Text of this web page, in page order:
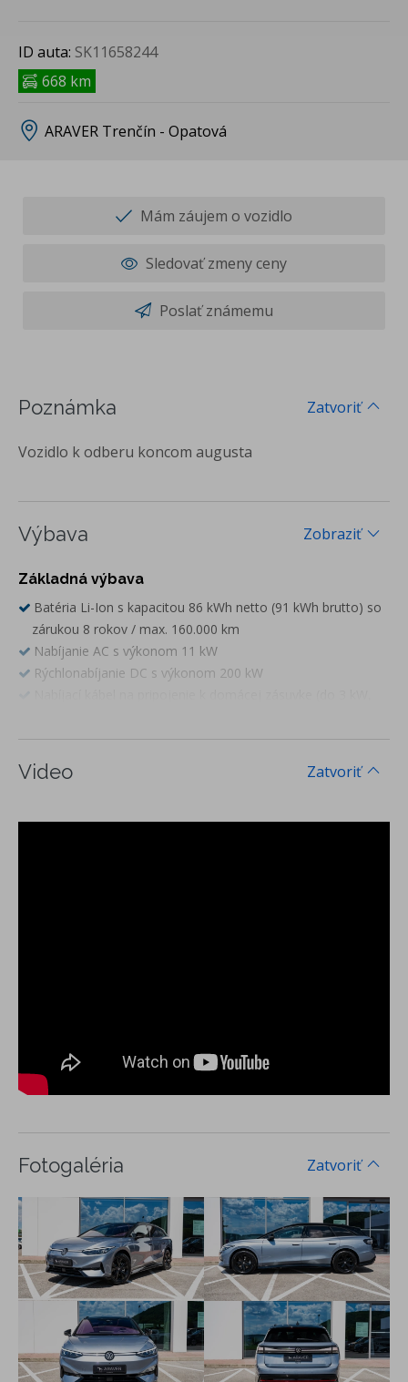
ID auta: SK11658244
668 km
ARAVER Trenčín - Opatová
Mám záujem o vozidlo
Sledovať zmeny ceny
Poslať známemu
Zatvoriť
Poznámka
Vozidlo k odberu koncom augusta
Zobraziť
Výbava
Základná výbava
Batéria Li-Ion s kapacitou 86 kWh netto (91 kWh brutto) so
zárukou 8 rokov / max. 160.000 km
Nabíjanie AC s výkonom 11 kW
Rýchlonabíjanie DC s výkonom 200 kW
Nabíjací kábel na pripojenie k nabíjacím staniciam (11 kW,
400 V, 16 A)
Airbag vodiča, airbag spolujazdca s deaktiváciou, bočné
Airbag medzi vodičom a spolujazdcom
hroziacom čelnom náraze
Pedestrian and Cyclist Recognition - asistent rozpoznávania
brzdenia
Lane Assist - asistent zachovania jazdného pruhu
Side Assist - asistent zmeny jazdného pruhu, senzor
mŕtveho uhla a monitoring okolia pri cúvaní, asistent na
bezpečné opustenie vozidla
Predné hlavové opierky, 3 hlavové opierky sedadiel vzadu
3-bodové bezpečnostné pásy na všetkých sedadlách,
vpredu výškovo nastaviteľné
ISOFIX systém na uchytenie 2 detských sedačiek na zadných
sedadlách a sedadle, spolujazdca vpredu, s dodatočným
istením Toptether
Systém rozpoznania únavy vodiča
Zatvoriť
Video
Zatvoriť
Fotogaléria